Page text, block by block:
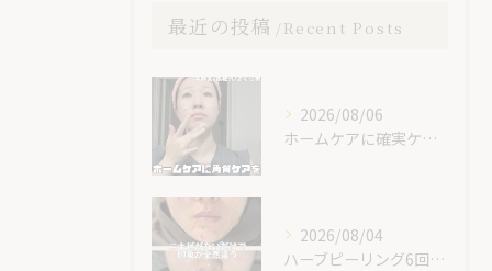
最近の投稿 Recent Posts
2026/08/06
ホームケアに確実ケアを入れてみて😊✨
2026/08/04
ハーブピーリング6回での素晴らしい変化です！